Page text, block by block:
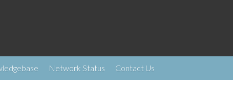
Network Status Contact Us